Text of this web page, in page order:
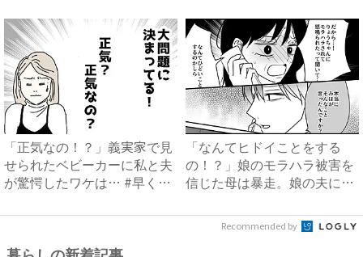
「正気なの！？」義実家で見
せられたベビーカーに私と夫
が驚愕したワケは… #早く
「なんてヒドイことをする
の！？」娘のモラハラ被害を
信じた母は暴走。娘の夫に電
Recommended by